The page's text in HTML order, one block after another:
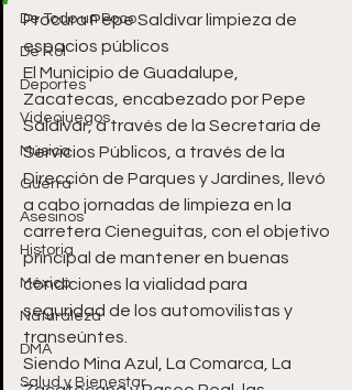
De Todo un Poco
De Rol
Deportes
Videojuegos
Música
Guerra
Asesinos
Historia
México
Naturaleza
DMA
Salud y Bienestar
Procura Pepe Saldívar limpieza de
espacios públicos
El Municipio de Guadalupe,
Zacatecas, encabezado por Pepe
Saldívar, a través de la Secretaría de
Servicios Públicos, a través de la
Dirección de Parques y Jardines, llevó
a cabo jornadas de limpieza en la
carretera Cieneguitas, con el objetivo
principal de mantener en buenas
condiciones la vialidad para
seguridad de los automovilistas y
transeúntes.
Siendo Mina Azul, La Comarca, La